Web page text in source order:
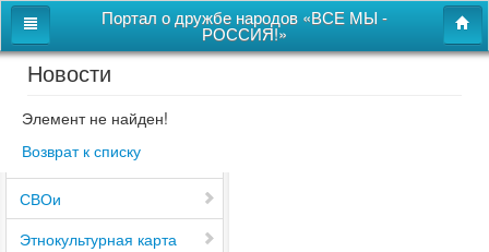
Портал о дружбе народов «ВСЕ МЫ -
РОССИЯ!»
Главная
Дом дружбы народов
Новости
СВОи
Этнокультурная карта
Новости
Элемент не найден!
Возврат к списку